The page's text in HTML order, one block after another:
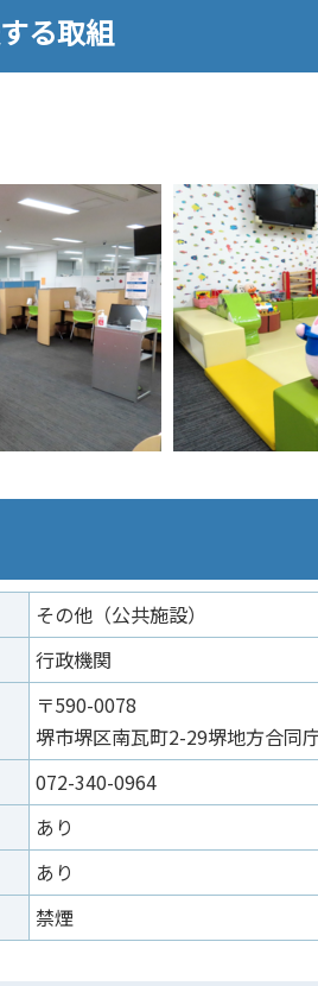
る取組
その他（公共施設）
行政機関
〒590-0078
堺市堺区南瓦町2-29堺地方合同
072-340-0964
あり
あり
禁煙